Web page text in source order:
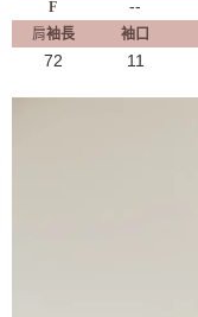
F
--
肩袖長 袖口
72 11